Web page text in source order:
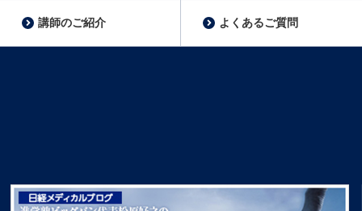
講師のご紹介 よくあるご質問